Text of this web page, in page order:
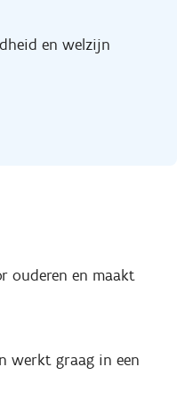
en welzijn
ouderen en maakt
werkt graag in een